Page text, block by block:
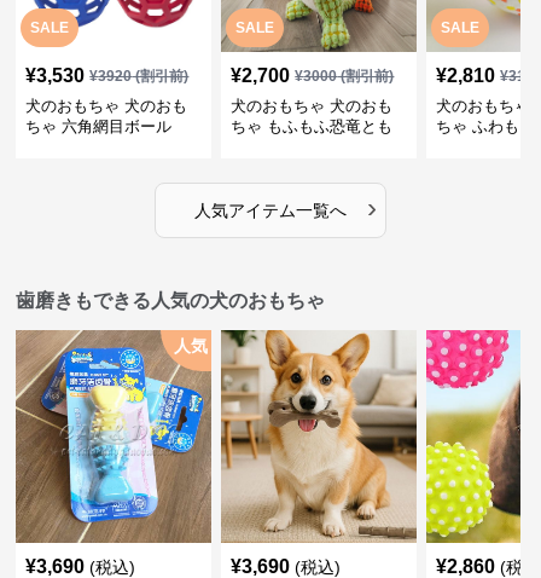
SALE
¥3,530 ¥3920(割引前)
犬のおもちゃ 犬のおも
ちゃ 六角網目ボール
SALE
¥2,700 ¥3000(割引前)
犬のおもちゃ 犬のおも
ちゃ もふもふ恐竜とも
SALE
¥2,810 ¥
犬のおもちゃ
ちゃ ふわもこ
人気アイテム一覧へ ›
歯磨きもできる人気の犬のおもちゃ
人気
¥3,690 (税込) ¥3,690 (税込) ¥2,860 (税